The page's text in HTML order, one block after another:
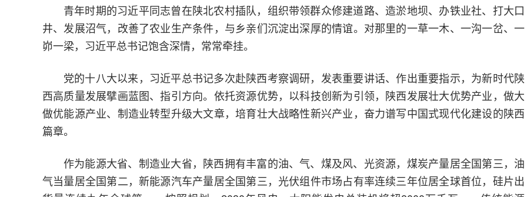
青年时期的习近平同志曾在陕北农村插队，组织带领群众修建道路、造淤地坝、办铁业社、打大口
井、发展沼气，改善了农业生产条件，与乡亲们沉淀出深厚的情谊。对那里的一草一木、一沟一岔、一
峁一梁，习近平总书记饱含深情，常常牵挂。
党的十八大以来，习近平总书记多次赴陕西考察调研，发表重要讲话、作出重要指示，为新时代陕
西高质量发展擘画蓝图、指引方向。依托资源优势，以科技创新为引领，陕西发展壮大优势产业，做大
做优能源产业、制造业转型升级大文章，培育壮大战略性新兴产业，奋力谱写中国式现代化建设的陕西
篇章。
作为能源大省、制造业大省，陕西拥有丰富的油、气、煤及风、光资源，煤炭产量居全国第三，油
气当量居全国第二，新能源汽车产量居全国第三，光伏组件市场占有率连续三年位居全球首位，硅片出